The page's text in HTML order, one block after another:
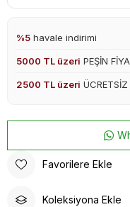
%5 havale indirimi
5000 TL üzeri PEŞİN
2500 TL üzeri ÜCRETSİZ
Favorilere Ekle
Koleksiyona Ekle